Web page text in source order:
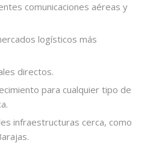
comunicaciones aéreas y
logísticos más
directos.
para cualquier tipo de
infraestructuras cerca, como